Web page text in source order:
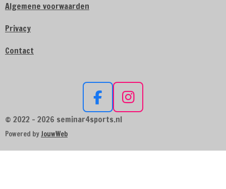
Algemene voorwaarden
Privacy
Contact
F
a
I
n
© 2022 - 2026 seminar4sports.nl
Powered byJouwWeb